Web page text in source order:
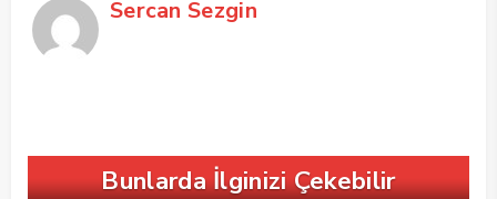
Sercan Sezgin
Bunlarda İlginizi Çekebilir